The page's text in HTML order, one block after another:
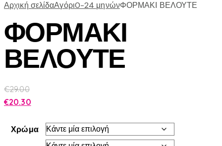
Αρχική σελίδαΑγόρι0-24 μηνώνΦΟΡΜΑΚΙ ΒΕΛΟΥΤΕ
ΦΟΡΜΑΚΙ
ΒΕΛΟΥΤΕ
€29.00
€20.30
Χρώμα